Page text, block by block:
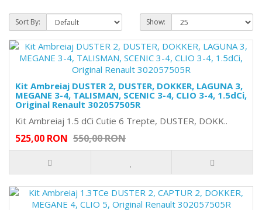
Sort By: Show:
Kit Ambreiaj DUSTER 2, DUSTER, DOKKER, LAGUNA 3,
MEGANE 3-4, TALISMAN, SCENIC 3-4, CLIO 3-4, 1.5dCi,
Original Renault 302057505R
Kit Ambreiaj 1.5 dCi Cutie 6 Trepte, DUSTER, DOKK..
525,00 RON 550,00 RON